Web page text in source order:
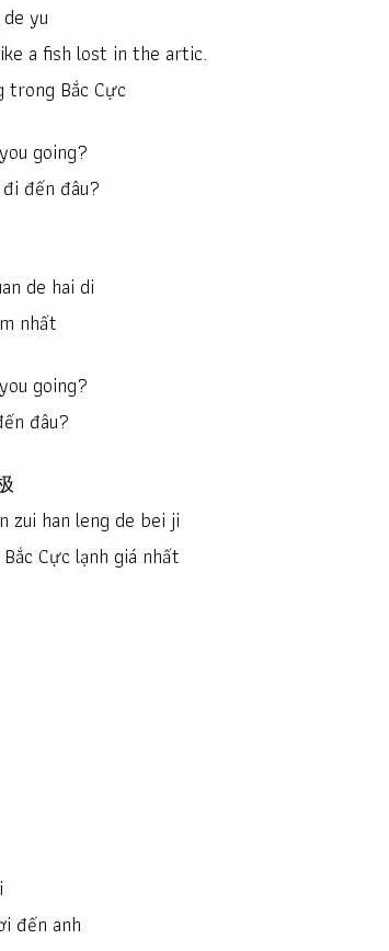
yu
a fish lost in the artic.
trong Bắc Cực
going?
đến đâu?
de hai di
nhất
going?
đâu?
zui han leng de bei ji
Cực lạnh giá nhất
đến anh